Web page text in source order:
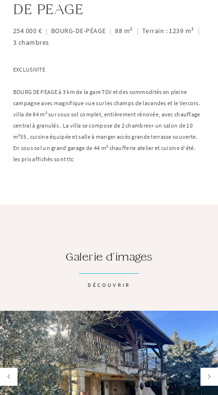
DE PEAGE
254 000 € | BOURG-DE-PÉAGE | 88 m² | Terrain : 1239 m² |
3 chambres
EXCLUSIVITE
BOURG DE PEAGE à 3 km de la gare TGV et des commodités en pleine
campagne avec magnifique vue sur les champs de lavandes et le Vercors.
villa de 84 m² sur sous sol complet, entièrement rénovée, avec chauffage
central à granulés . La villa se compose de 2 chambres+ un salon de 10
m²35 , cuisine équipée et salle à manger accès grande terrasse couverte.
En sous sol un grand garage de 44 m² chaufferie atelier et cuisine d'été.
les prix affichés sont ttc
Galerie d'images
DÉCOUVRIR